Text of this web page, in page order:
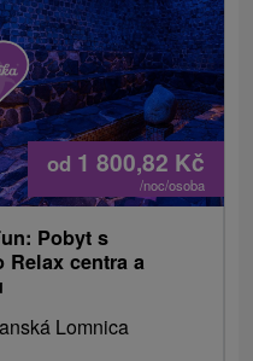
od 1 800,82 Kč
/noc/osoba
Pobyt s
Relax centra a
Lomnica